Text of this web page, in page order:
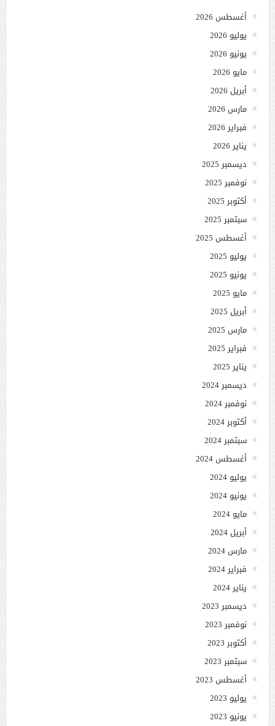
أغسطس 2026
يوليو 2026
يونيو 2026
مايو 2026
أبريل 2026
مارس 2026
فبراير 2026
يناير 2026
ديسمبر 2025
نوفمبر 2025
أكتوبر 2025
سبتمبر 2025
أغسطس 2025
يوليو 2025
يونيو 2025
مايو 2025
أبريل 2025
مارس 2025
فبراير 2025
يناير 2025
ديسمبر 2024
نوفمبر 2024
أكتوبر 2024
سبتمبر 2024
أغسطس 2024
يوليو 2024
يونيو 2024
مايو 2024
أبريل 2024
مارس 2024
فبراير 2024
يناير 2024
ديسمبر 2023
نوفمبر 2023
أكتوبر 2023
سبتمبر 2023
أغسطس 2023
يوليو 2023
يونيو 2023